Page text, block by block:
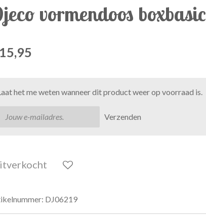
vormendoos boxbasic
het me weten wanneer dit product weer op voorraad is.
Verzenden
DJ06219